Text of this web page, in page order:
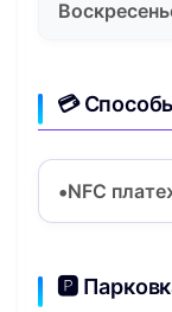
💳
NFC
🅿️